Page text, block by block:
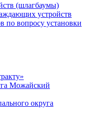
(шлагбаумы)
устройств
по вопросу установки
Можайский
округа